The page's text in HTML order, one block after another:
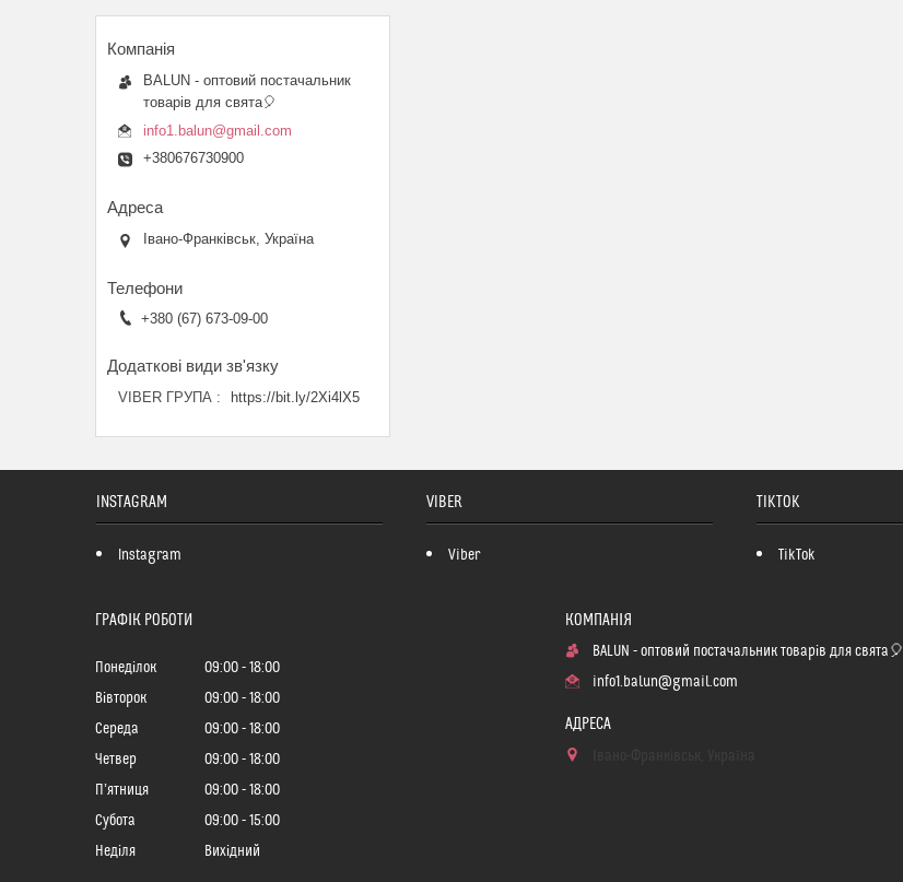
BALUN - оптовий постачальник
товарів для свята🎈
info1.balun@gmail.com
+380676730900
Івано-Франківськ, Україна
+380 (67) 673-09-00
VIBER ГРУПА https://bit.ly/2Xi4lX5
INSTAGRAM
Instagram
VIBER
Viber
TIKTOK
TikTok
ГРАФІК РОБОТИ
Понеділок 09:00
18:00
Вівторок
09:00
18:00
Середа
09:00
18:00
Четвер
09:00
18:00
Пʼятниця
09:00
18:00
Субота
09:00
15:00
Неділя
Вихідний
BALUN - оптовий постачальник товарів для свята🎈
info1.balun@gmail.com